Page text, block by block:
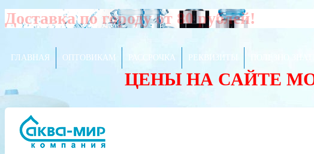
Доставка по городу от 80 рублей!
ГЛАВНАЯ ОПТОВИКАМ РАССРОЧКА РЕКВИЗИТЫ
ЦЕНЫ НА САЙТЕ